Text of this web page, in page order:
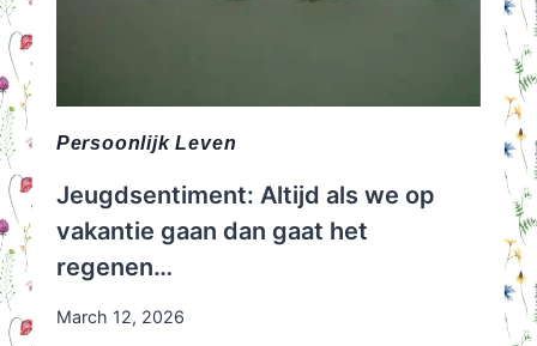
Persoonlijk Leven
Jeugdsentiment: Altijd als we op
vakantie gaan dan gaat het
regenen…
March 12, 2026